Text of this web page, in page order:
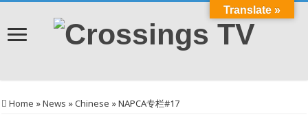
Home »News »Chinese »NAPCA专栏#17
Translate »